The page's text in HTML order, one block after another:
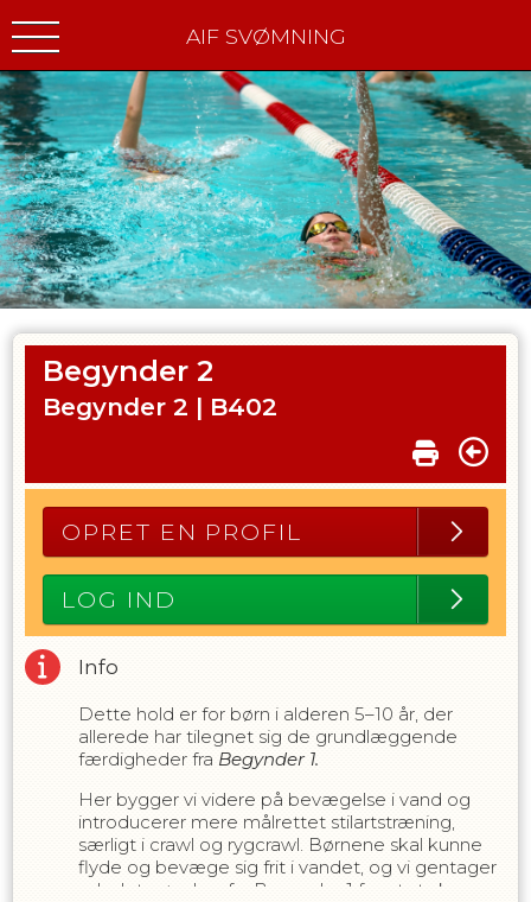
AIF SVØMNING
Begynder 2
Begynder 2 | B402
OPRET EN PROFIL
LOG IND
Info
Dette hold er for børn i alderen 5–10 år, der
allerede har tilegnet sig de grundlæggende
færdigheder fra Begynder 1.
Her bygger vi videre på bevægelse i vand og
introducerer mere målrettet stilartstræning,
særligt i crawl og rygcrawl. Børnene skal kunne
flyde og bevæge sig frit i vandet, og vi gentager
udvalgte øvelser fra Begynder 1 for at styrke